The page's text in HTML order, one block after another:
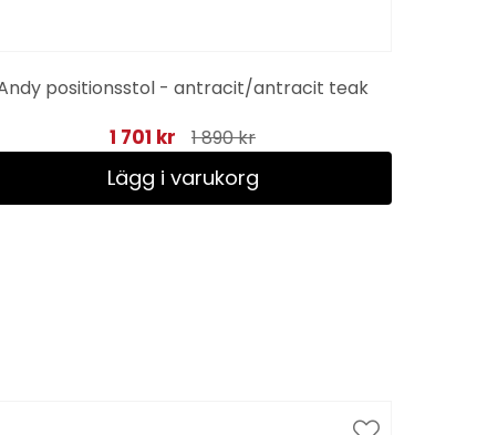
positionsstol - antracit/antracit teak
1 701 kr 1 890 kr
Lägg i varukorg